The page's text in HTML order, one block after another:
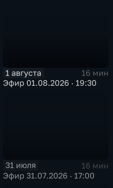
1 августа
16 мин
Эфир 01.08.2026 · 19:30
31 июля
16 мин
Эфир 31.07.2026 · 17:00